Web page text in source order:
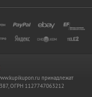
принадлежат
ОГРН 1127747063212